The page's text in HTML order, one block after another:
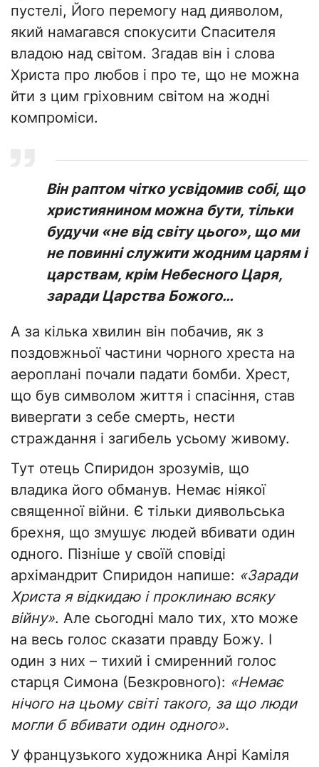
пустелі, Його перемогу над дияволом,
який намагався спокусити Спасителя
владою над світом. Згадав він і слова
Христа про любов і про те, що не можна
йти з цим гріховним світом на жодні
компроміси.
Він раптом чітко усвідомив собі, що
християнином можна бути, тільки
будучи «не від світу цього», що ми
не повинні служити жодним царям і
царствам, крім Небесного Царя,
заради Царства Божого…
А за кілька хвилин він побачив, як з
поздовжньої частини чорного хреста на
аероплані почали падати бомби. Хрест,
що був символом життя і спасіння, став
вивергати з себе смерть, нести
страждання і загибель усьому живому.
Тут отець Спиридон зрозумів, що
владика його обманув. Немає ніякої
священної війни. Є тільки диявольська
брехня, що змушує людей вбивати один
одного. Пізніше у своїй сповіді
архімандрит Спиридон напише: «Заради
Христа я відкидаю і проклинаю всяку
війну». Але сьогодні мало тих, хто може
на весь голос сказати правду Божу. І
один з них – тихий і смиренний голос
старця Симона (Безкровного): «Немає
нічого на цьому світі такого, за що люди
могли б вбивати один одного».
У французького художника Анрі Каміля